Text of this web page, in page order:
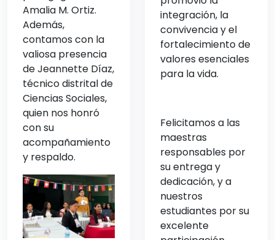
Amalia M. Ortiz.
Además,
contamos con la
valiosa presencia
de Jeannette Díaz,
técnico distrital de
Ciencias Sociales,
quien nos honró
con su
acompañamiento
y respaldo.
integración, la
convivencia y el
fortalecimiento de
valores esenciales
para la vida.
Felicitamos a las
maestras
responsables por
su entrega y
dedicación, y a
nuestros
estudiantes por su
excelente